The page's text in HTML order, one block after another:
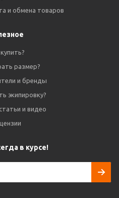
и обмена товаров
размер?
и бренды
экипировку?
и видео
в курсе!